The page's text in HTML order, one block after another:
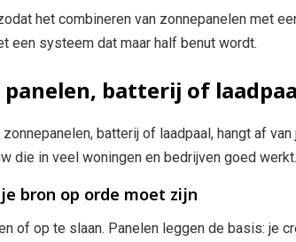
het combineren van zonnepanelen met
een systeem dat maar half benut wordt.
batterij of
batterij of laadpaal, hangt af van
die in veel woningen en bedrijven goed werkt.
bron op orde moet zijn
of op te slaan. Panelen leggen de basis: je